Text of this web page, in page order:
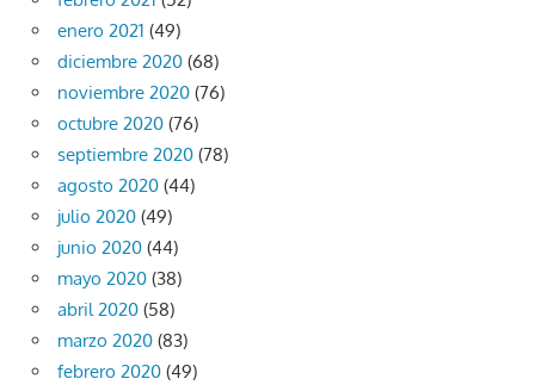
enero 2021 (49)
diciembre 2020 (68)
noviembre 2020 (76)
octubre 2020 (76)
septiembre 2020 (78)
agosto 2020 (44)
julio 2020 (49)
junio 2020 (44)
mayo 2020 (38)
abril 2020 (58)
marzo 2020 (83)
febrero 2020 (49)